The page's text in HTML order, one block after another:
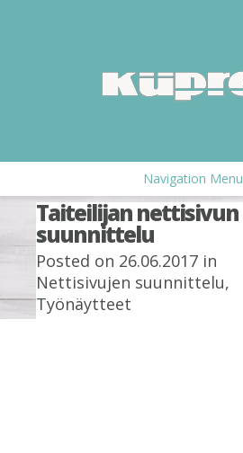
Navigation Menu
Taiteilijan nettisivun
suunnittelu
Posted on 26.06.2017 in
Nettisivujen suunnittelu,
Työnäytteet